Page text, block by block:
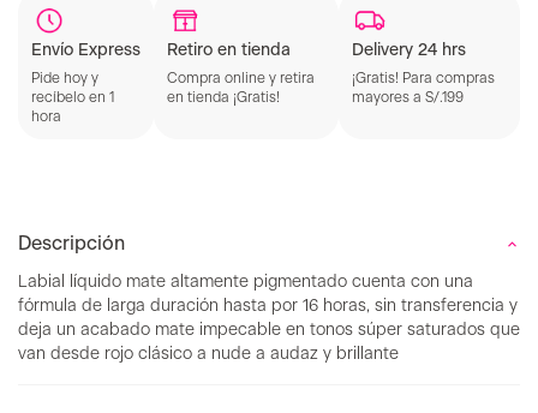
Envío Express
Pide hoy y
recíbelo en 1
hora
Retiro en tienda
Compra online y retira
en tienda ¡Gratis!
Delivery 24 hrs
¡Gratis! Para compras
mayores a S/.199
Descripción
Labial líquido mate altamente pigmentado cuenta con una
fórmula de larga duración hasta por 16 horas, sin transferencia y
deja un acabado mate impecable en tonos súper saturados que
van desde rojo clásico a nude a audaz y brillante